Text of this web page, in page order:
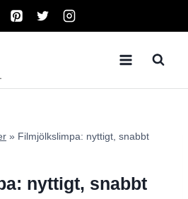
» Filmjölkslimpa: nyttigt, snabbt
nyttigt, snabbt